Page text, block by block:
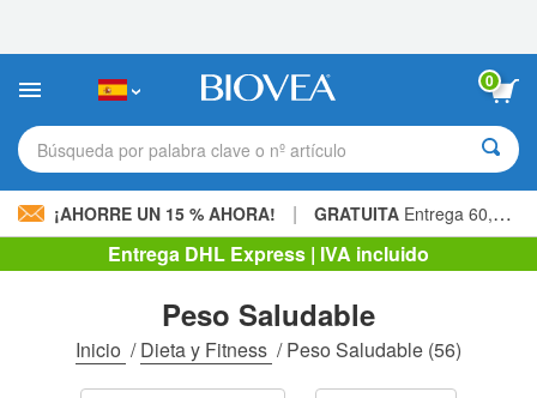
sitio
incluye
sistema
de
0
Búsqueda por palabra clave o nº artículo
¡AHORRE UN 15 % AHORA! | GRATUITA Entrega 60,00 € »
Entrega DHL Express | IVA incluido
Peso Saludable
Inicio /Dieta y Fitness /Peso Saludable (56)